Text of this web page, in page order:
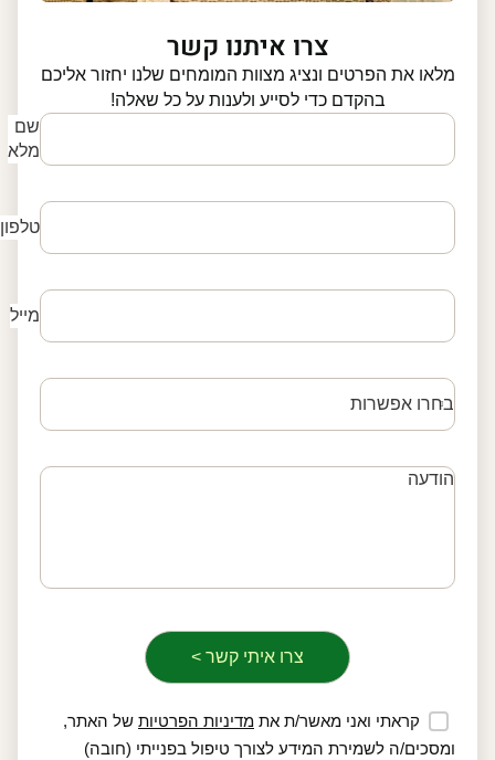
צרו איתנו קשר
מלאו את הפרטים ונציג מצוות המומחים שלנו יחזור אליכם
בהקדם כדי לסייע ולענות על כל שאלה!
שם
מלא
טלפון
מייל
קראתי ואני מאשר/ת את מדיניות הפרטיותשל האתר,
ומסכים/ה לשמירת המידע לצורך טיפול בפנייתי (חובה)